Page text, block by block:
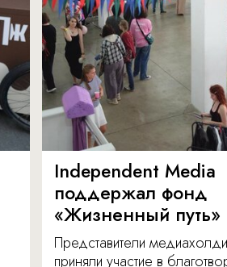
Independent Media
поддержал фонд
«Жизненный путь»
Представители
приняли участие в